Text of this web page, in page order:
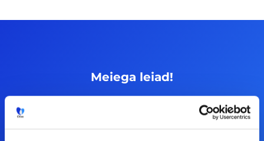
Meiega leiad!
Tööelublogi.ee lehelt leiad kõik vajaliku, et olla
kursis tööturu uudistega. Kui sul on